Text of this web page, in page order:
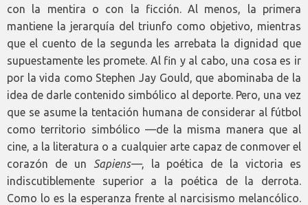
con la mentira o con la ficción. Al menos, la primera
mantiene la jerarquía del triunfo como objetivo, mientras
que el cuento de la segunda les arrebata la dignidad que
supuestamente les promete. Al fin y al cabo, una cosa es ir
por la vida como Stephen Jay Gould, que abominaba de la
idea de darle contenido simbólico al deporte. Pero, una vez
que se asume la tentación humana de considerar al fútbol
como territorio simbólico —de la misma manera que al
cine, a la literatura o a cualquier arte capaz de conmover el
corazón de un
Sapiens—, la poética de la victoria es
indiscutiblemente superior a la poética de la derrota.
Como lo es la esperanza frente al narcisismo melancólico.